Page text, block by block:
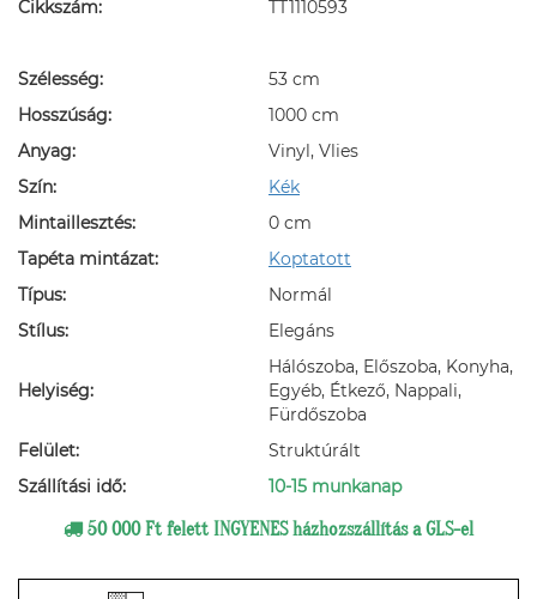
Cikkszám: TT1110593
Szélesség:
53 cm
Hosszúság:
1000 cm
Anyag:
Vinyl, Vlies
Szín:
Kék
Mintaillesztés:
0 cm
Tapéta mintázat:
Koptatott
Típus:
Normál
Stílus:
Elegáns
Helyiség:
Hálószoba, Előszoba, Konyha,
Egyéb, Étkező, Nappali,
Fürdőszoba
Felület:
Struktúrált
Szállítási idő:
10-15 munkanap
50 000 Ft felett INGYENES házhozszállítás a GLS-el